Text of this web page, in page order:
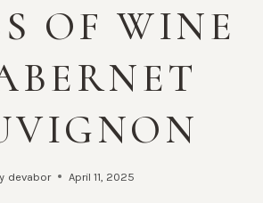
OF WINE
devabor April 11, 2025